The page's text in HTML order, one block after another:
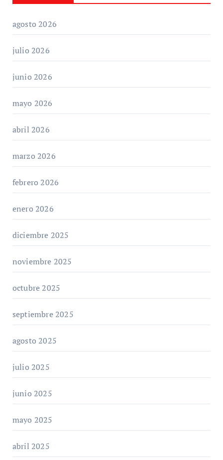
agosto 2026
julio 2026
junio 2026
mayo 2026
abril 2026
marzo 2026
febrero 2026
enero 2026
diciembre 2025
noviembre 2025
octubre 2025
septiembre 2025
agosto 2025
julio 2025
junio 2025
mayo 2025
abril 2025